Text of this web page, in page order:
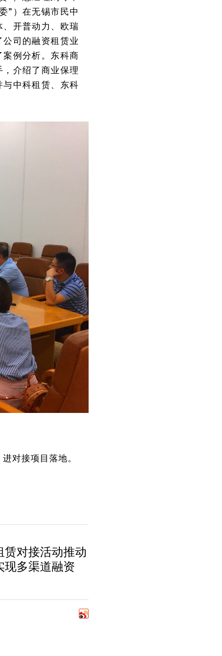
”）在无锡市民中
开普动力、欧瑞
司的融资租赁业
例分析。东科商
介绍了商业保理
中科租赁、东科
对接项目落地。
赁对接活动推动
现多渠道融资